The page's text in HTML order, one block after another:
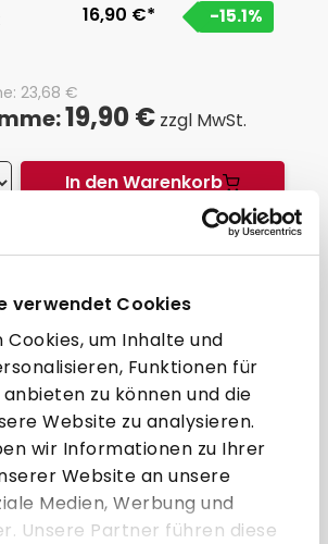
verwendet Cookies
um Inhalte und
Funktionen für
zu können und die
Website zu analysieren.
wir Informationen zu Ihrer
Website an unsere
Medien, Werbung und
Unsere Partner führen diese
16,90 €* -15.1%
19,90 € zzgl MwSt.
23,68 €
In den Warenkorb
MwSt.
Auf Lager, Lieferzeit: 1-3 Werktage
Wünsche?
zu Palettenpreisen?
Bonrollen in individuellem Design?